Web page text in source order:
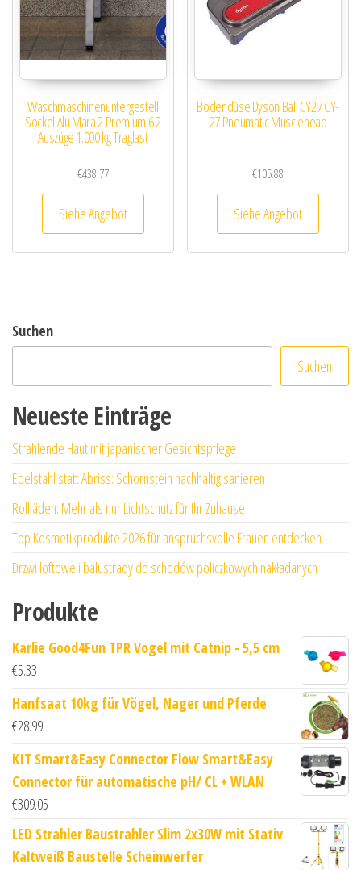
Waschmaschinenuntergestell
Sockel Alu Mara 2 Premium 6 2
Auszüge 1.000 kg Traglast
€438.77
Siehe Angebot
Bodendüse Dyson Ball CY27 CY-
27 Pneumatic Musclehead
€105.88
Siehe Angebot
Suchen
Suchen
Neueste Einträge
Strahlende Haut mit japanischer Gesichtspflege
Edelstahl statt Abriss: Schornstein nachhaltig sanieren
Rollläden: Mehr als nur Lichtschutz für Ihr Zuhause
Top Kosmetikprodukte 2026 für anspruchsvolle Frauen entdecken
Drzwi loftowe i balustrady do schodów policzkowych nakładanych
Produkte
Karlie Good4Fun TPR Vogel mit Catnip - 5,5 cm
€5.33
Hanfsaat 10kg für Vögel, Nager und Pferde
€28.99
KIT Smart&Easy Connector Flow Smart&Easy
Connector für automatische pH/ CL + WLAN
€309.05
LED Strahler Baustrahler Slim 2x30W mit Stativ
Kaltweiß Baustelle Scheinwerfer